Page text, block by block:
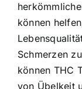
können
Schmerzen
können THC
von Übelkeit